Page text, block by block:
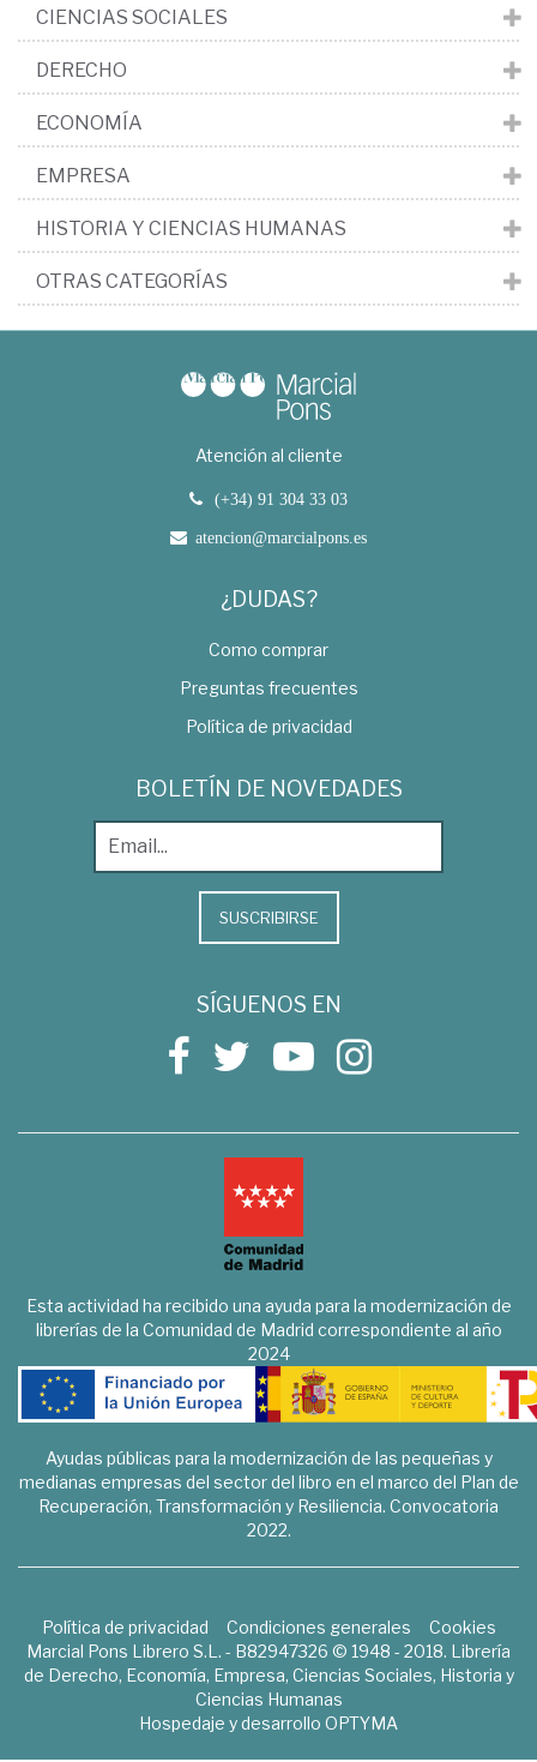
CIENCIAS SOCIALES
DERECHO
ECONOMÍA
EMPRESA
HISTORIA Y CIENCIAS HUMANAS
OTRAS CATEGORÍAS
Atención al cliente
(+34) 91 304 33 03
atencion@marcialpons.es
¿DUDAS?
Como comprar
Preguntas frecuentes
Política de privacidad
BOLETÍN DE NOVEDADES
SUSCRIBIRSE
SÍGUENOS EN
Esta actividad ha recibido una ayuda para la modernización de
librerías de la Comunidad de Madrid correspondiente al año
2024
Ayudas públicas para la modernización de las pequeñas y
medianas empresas del sector del libro en el marco del Plan de
Recuperación, Transformación y Resiliencia. Convocatoria
2022.
Política de privacidad Condiciones generales
Cookies
Marcial Pons Librero S.L. - B82947326 © 1948 - 2018. Librería
de Derecho, Economía, Empresa, Ciencias Sociales, Historia y
Ciencias Humanas
Hospedaje y desarrollo OPTYMA